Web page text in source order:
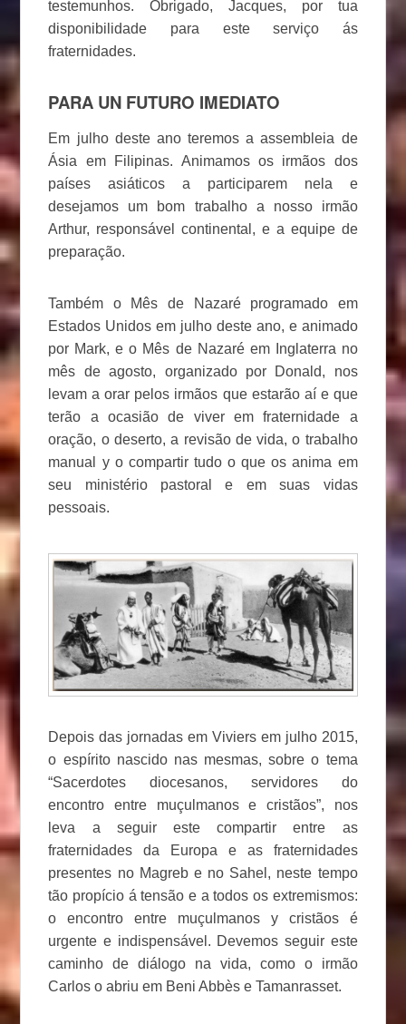
testemunhos. Obrigado, Jacques, por tua
disponibilidade para este serviço ás
fraternidades.
PARA UN FUTURO IMEDIATO
Em julho deste ano teremos a assembleia de
Ásia em Filipinas. Animamos os irmãos dos
países asiáticos a participarem nela e
desejamos um bom trabalho a nosso irmão
Arthur, responsável continental, e a equipe de
preparação.
Também o Mês de Nazaré programado em
Estados Unidos em julho deste ano, e animado
por Mark, e o Mês de Nazaré em Inglaterra no
mês de agosto, organizado por Donald, nos
levam a orar pelos irmãos que estarão aí e que
terão a ocasião de viver em fraternidade a
oração, o deserto, a revisão de vida, o trabalho
manual y o compartir tudo o que os anima em
seu ministério pastoral e em suas vidas
pessoais.
Depois das jornadas em Viviers em julho 2015,
o espírito nascido nas mesmas, sobre o tema
“Sacerdotes diocesanos, servidores do
encontro entre muçulmanos e cristãos”, nos
leva a seguir este compartir entre as
fraternidades da Europa e as fraternidades
presentes no Magreb e no Sahel, neste tempo
tão propício á tensão e a todos os extremismos:
o encontro entre muçulmanos y cristãos é
urgente e indispensável. Devemos seguir este
caminho de diálogo na vida, como o irmão
Carlos o abriu em Beni Abbès e Tamanrasset.